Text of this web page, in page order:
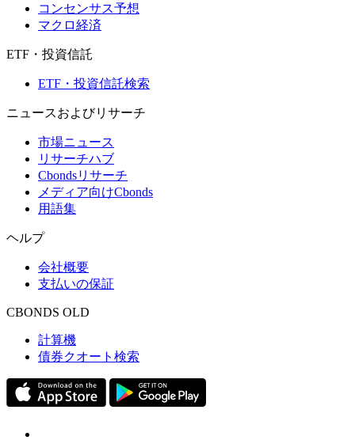
コンセンサス予想
マクロ経済
ETF・投資信託
ETF・投資信託検索
ニュースおよびリサーチ
市場ニュース
リサーチハブ
Cbondsリサーチ
メディア向けCbonds
用語集
ヘルプ
会社概要
支払いの保証
CBONDS OLD
計算機
債券クオート検索